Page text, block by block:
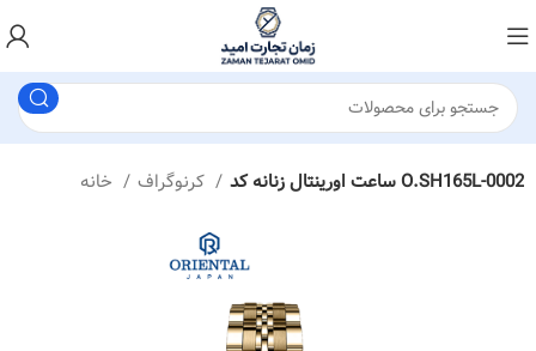
کرنوگراف ساعت اورینتال زنانه کد O.SH165L-0002